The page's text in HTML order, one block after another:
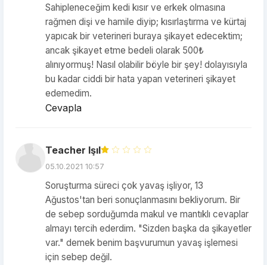
Sahipleneceğim kedi kısır ve erkek olmasına
rağmen dişi ve hamile diyip; kısırlaştırma ve kürtaj
yapıcak bir veterineri buraya şikayet edecektim;
ancak şikayet etme bedeli olarak 500₺
alınıyormuş! Nasıl olabilir böyle bir şey! dolayısıyla
bu kadar ciddi bir hata yapan veterineri şikayet
edemedim.
Cevapla
Teacher Işıl
05.10.2021 10:57
Soruşturma süreci çok yavaş işliyor, 13
Ağustos'tan beri sonuçlanmasını bekliyorum. Bir
de sebep sorduğumda makul ve mantıklı cevaplar
almayı tercih ederdim. "Sizden başka da şikayetler
var." demek benim başvurumun yavaş işlemesi
için sebep değil.